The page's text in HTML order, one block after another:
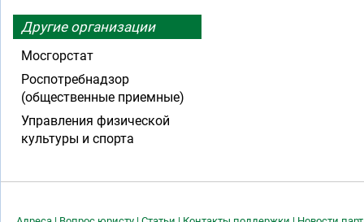
Другие организации
Мосгорстат
Роспотребнадзор
(общественные приемные)
Управления физической
культуры и спорта